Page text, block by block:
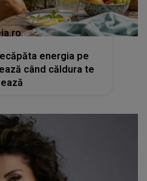
energia pe
când căldura te